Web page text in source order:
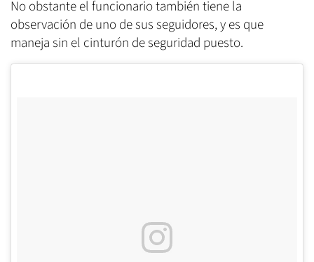
No obstante el funcionario también tiene la
observación de uno de sus seguidores, y es que
maneja sin el cinturón de seguridad puesto.